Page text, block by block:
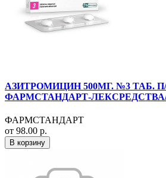
АЗИТРОМИЦИН 500МГ. №3 ТАБ.
ФАРМСТАНДАРТ-
ФАРМСТАНДАРТ
от 98.00 р.
В корзину